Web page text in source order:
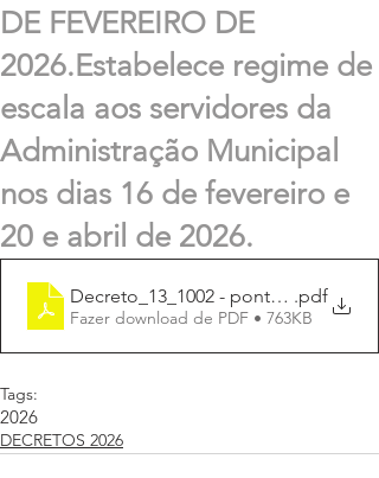
DE FEVEREIRO DE
2026.Estabelece regime de
escala aos servidores da
Administração Municipal
nos dias 16 de fevereiro e
20 e abril de 2026.
Decreto_13_1002 - ponto .pdf
Fazer download de PDF • 763KB
Tags:
2026
DECRETOS 2026